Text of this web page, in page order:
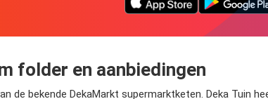
folder en aanbiedingen
de bekende DekaMarkt supermarktketen. Deka